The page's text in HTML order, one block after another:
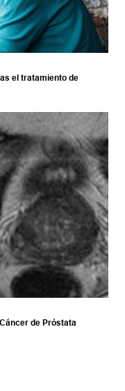
el tratamiento de
de Próstata